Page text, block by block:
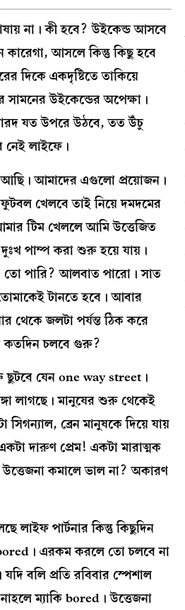
না। কী হবে? উইকেন্ড আসবে
কারেগা, আসলে কিন্তু কিছু হবে
দিকে একদৃষ্টিতে তাকিয়ে
উইকেন্ডের অপেক্ষা।
যত উপরে উঠবে, তত উঁচু
নেই লাইফে।
আছি। আমাদের এগুলো প্রয়োজন।
খেলবে তাই নিয়ে দমদমের
টিম খেললে আমি উত্তেজিত
পাম্প করা শুরু হয়ে যায়।
তো পারি? আলবাত পারো। সাত
টানতে হবে। আবার
জলটা পর্যন্ত ঠিক করে
কতদিন চলবে গুরু?
ছুটবে যেন one way street।
লাগছে। মানুষের শুরু থেকেই
ব্রেন মানুষকে দিয়ে যায়
দারুণ প্রেম! একটা মারাত্মক
কমালে ভাল না? অকারণ
লাইফ পার্টনার কিন্তু কিছুদিন
bored। এরকম করলে তো চলবে না
বলি প্রতি রবিবার স্পেশাল
ম্যাকি bored। উত্তেজনা